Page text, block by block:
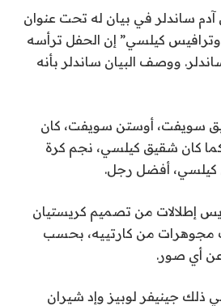
آدم ساندلر في بيان له تحت عنوان
كيلسي” إن الحفل ترأسه
ووصف البيان ساندلر بأنه
سويفت، أوستن سويفت، كان
كان شقيق كيلسي، نجم كرة
كيلسي، أفضل رجل.
إطلالات من تصميم كريستيان
مجوهرات من كارتييه، بحسب
عن أي صور.
ذلك جينيفر لوبيز وإد شيران